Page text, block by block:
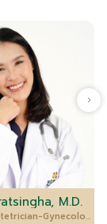
M.D.
진료분야 : Obstetrician-Gynecologist